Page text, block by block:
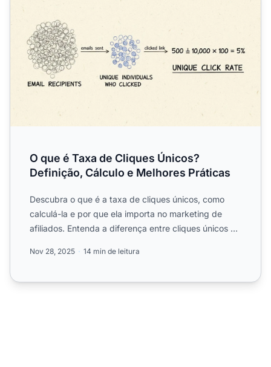
O que é Taxa de Cliques Únicos?
Definição, Cálculo e Melhores Práticas
Descubra o que é a taxa de cliques únicos, como
calculá-la e por que ela importa no marketing de
afiliados. Entenda a diferença entre cliques únicos e
Nov 28, 2025 14 min de leitura